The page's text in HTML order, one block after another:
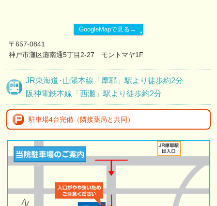
GoogleMapで見る→
〒657-0841
神戸市灘区灘南通5丁目2-27 モントマヤ1F
JR東海道･山陽本線 「摩耶」駅より徒歩約2分
阪神電鉄本線 「西灘」駅より徒歩約2分
駐車場4台完備 （隣接薬局と共同）